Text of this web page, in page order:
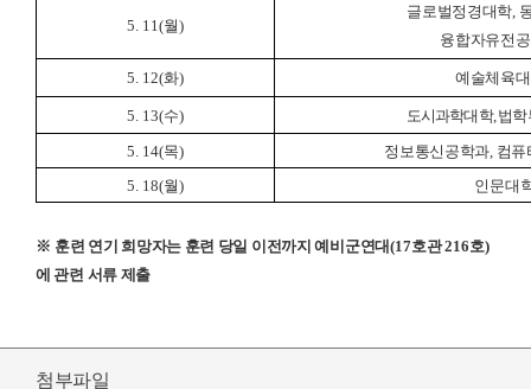
5. 11(월)
글로벌정경대학,
융합자유전
5. 12(화) 예술체육
5. 13(수)
도시과학대학, 법
5. 14(목)
정보통신공학과, 컴
5. 18(월)
인문대
※ 훈련 연기 희망자는 훈련 당일 이전까지 예비군연대(17호관216호)
에 관련 서류 제출
첨부파일